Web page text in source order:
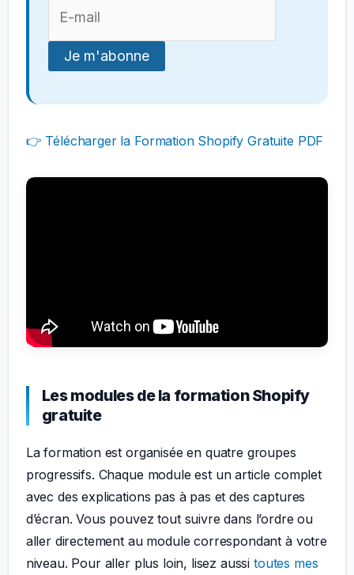
👉 Télécharger la Formation Shopify Gratuite PDF
Les modules de la formation Shopify
gratuite
La formation est organisée en quatre groupes
progressifs. Chaque module est un article complet
avec des explications pas à pas et des captures
d’écran. Vous pouvez tout suivre dans l’ordre ou
aller directement au module correspondant à votre
niveau. Pour aller plus loin, lisez aussi toutes mes